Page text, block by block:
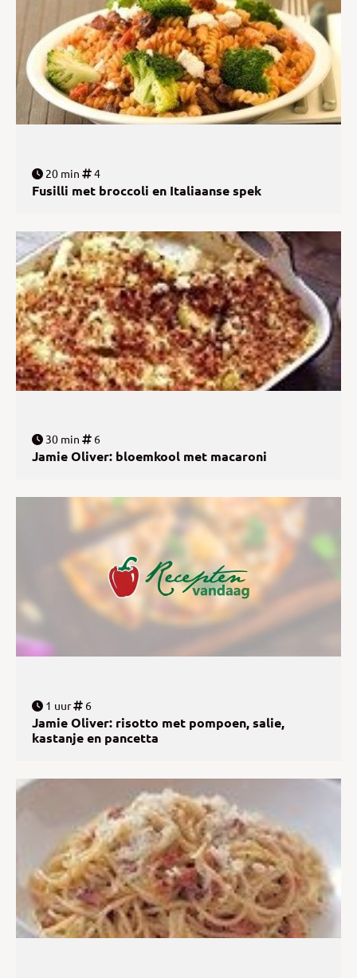
20 min 4
Fusilli met broccoli en Italiaanse spek
30 min 6
Jamie Oliver: bloemkool met macaroni
1 uur 6
Jamie Oliver: risotto met pompoen, salie,
kastanje en pancetta